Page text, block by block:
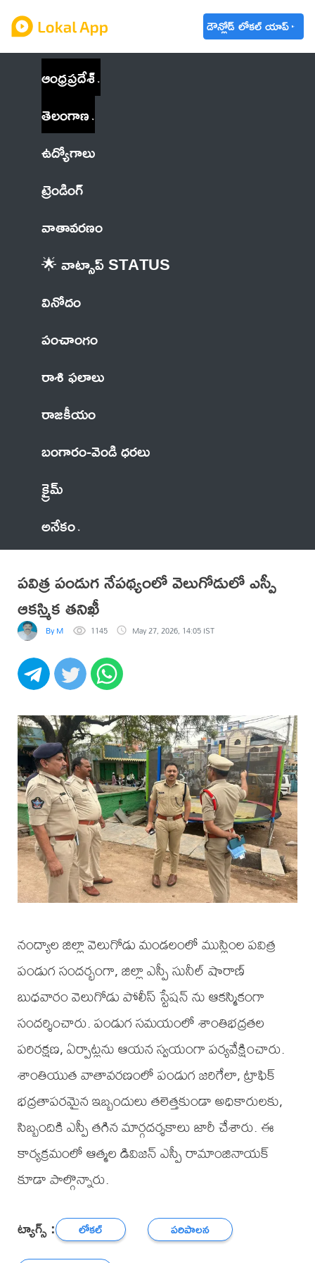
డౌన్లోడ్ లోకల్ యాప్
ఆంధ్రప్రదేశ్
తెలంగాణ
ఉద్యోగాలు
ట్రెండింగ్
వాతావరణం
🌟 వాట్సాప్ STATUS
వినోదం
పంచాంగం
రాశి ఫలాలు
రాజకీయం
బంగారం-వెండి ధరలు
క్రైమ్
అనేకం
పవిత్ర పండుగ నేపథ్యంలో వెలుగోడులో ఎస్పీ
ఆకస్మిక తనిఖీ
By M 1145 May 27, 2026, 14:05 IST
నంద్యాల జిల్లా వెలుగోడు మండలంలో ముస్లింల పవిత్ర
పండుగ సందర్భంగా, జిల్లా ఎస్పీ సునీల్ షొరాణ్
బుధవారం వెలుగోడు పోలీస్ స్టేషన్ ను ఆకస్మికంగా
సందర్శించారు. పండుగ సమయంలో శాంతిభద్రతల
పరిరక్షణ, ఏర్పాట్లను ఆయన స్వయంగా పర్యవేక్షించారు.
శాంతియుత వాతావరణంలో పండుగ జరిగేలా, ట్రాఫిక్
భద్రతాపరమైన ఇబ్బందులు తలెత్తకుండా అధికారులకు,
సిబ్బందికి ఎస్పీ తగిన మార్గదర్శకాలు జారీ చేశారు. ఈ
కార్యక్రమంలో ఆత్మల డివిజన్ ఎస్పీ రామాంజినాయక్
కూడా పాల్గొన్నారు.
ట్యాగ్స్ : లోకల్
పరిపాలన